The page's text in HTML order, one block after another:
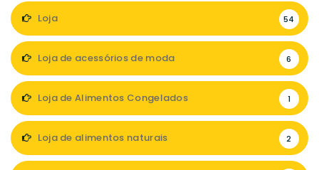
Loja 54
Loja de acessórios de moda 6
Loja de Alimentos Congelados 1
Loja de alimentos naturais 2